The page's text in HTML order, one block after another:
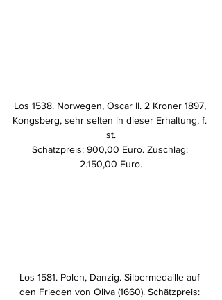
Los 1538. Norwegen, Oscar II. 2 Kroner 1897,
Kongsberg, sehr selten in dieser Erhaltung, f.
st.
Schätzpreis: 900,00 Euro. Zuschlag:
2.150,00 Euro.
Los 1581. Polen, Danzig. Silbermedaille auf
den Frieden von Oliva (1660). Schätzpreis: